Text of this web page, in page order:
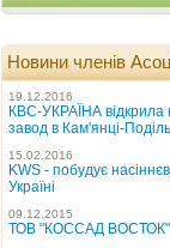
Новини членів
19.12.2016
КВС-УКРАЇНА відкрила
завод в Кам'янці-
15.02.2016
KWS - побудує
Україні
09.12.2015
ТОВ "КОССАД ВОСТОК"